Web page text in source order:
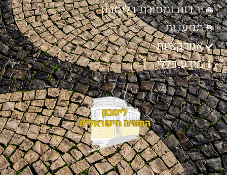
יהדות ומסורת בליסבון
מסעדות
אטרקציות
מידע כללי